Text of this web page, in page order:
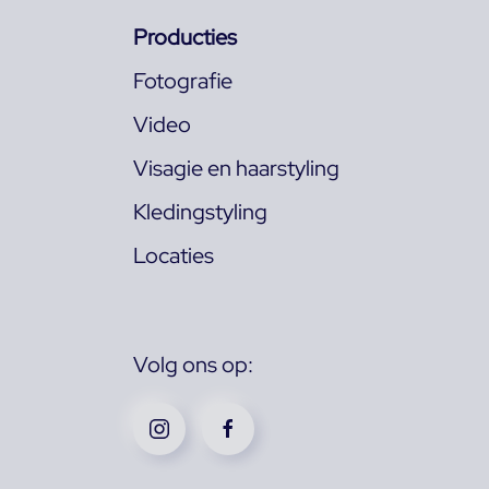
Producties
Fotografie
Video
Visagie en haarstyling
Kledingstyling
Locaties
Volg ons op: